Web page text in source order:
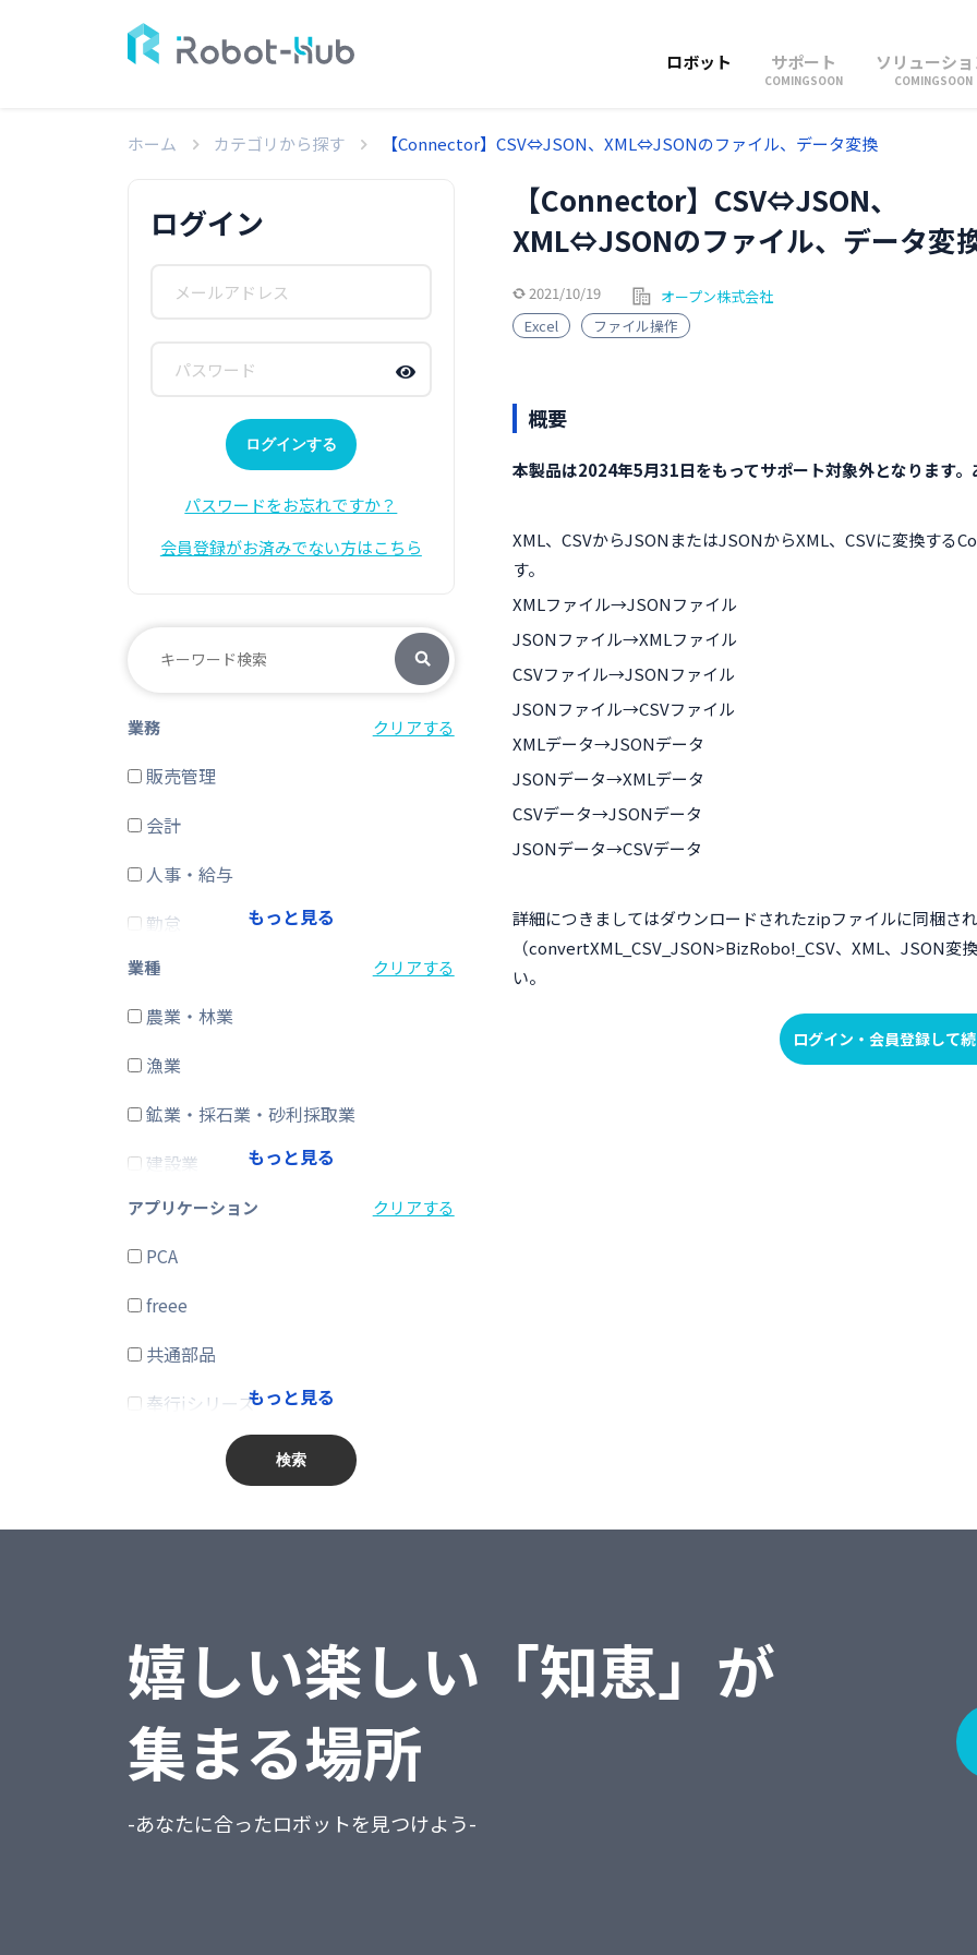
ロボット サポート
COMINGSOON
ソリューシ
COMINGSOON
ホーム カテゴリから探す 【Connector】CSV⇔JSON、XML⇔JSONのファイル、データ変換
【Connector】CSV⇔JSON、
XML⇔JSONのファイル、データ変
2021/10/19
オープン株式会社
Excel
ファイル操作
概要
本製品は2024年5月31日をもってサポート対象外となります
XML、CSVからJSONまたはJSONからXML、CSVに変換する
す。
XMLファイル→JSONファイル
JSONファイル→XMLファイル
CSVファイル→JSONファイル
JSONファイル→CSVファイル
XMLデータ→JSONデータ
JSONデータ→XMLデータ
CSVデータ→JSONデータ
JSONデータ→CSVデータ
詳細につきましてはダウンロードされたzipファイルに同梱さ
（convertXML_CSV_JSON>BizRobo!_CSV、XML、JSON
い。
ログイン・会員登録して
ログイン
ログインする
パスワードをお忘れですか？
会員登録がお済みでない方はこちら
業務 クリアする
販売管理
会計
人事・給与
勤怠
経費精算
CRM・SFA
ERP
在庫購買
その他
もっと見る
業種 クリアする
農業・林業
漁業
鉱業・採石業・砂利採取業
建設業
製造業
電気・ガス・熱供給・水道業
情報通信業
運輸業、郵便業
卸売業、小売業
金融業、保険業
生活関連サービス業・娯楽業
教育、学習支援業
医療、福祉
もっと見る
アプリケーション クリアする
PCA
freee
共通部品
奉行iシリーズ
就業奉行
人事奉行
PCA商魂DX
もっと見る
検索
嬉しい楽しい「知恵」が
集まる場所
-あなたに合ったロボットを見つけよう-